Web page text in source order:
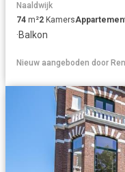
Naaldwijk
74 m²2 Kamers
·Balkon
Nieuw aangeboden door